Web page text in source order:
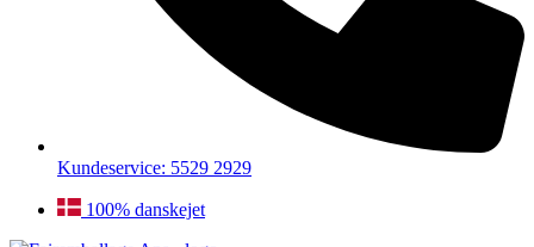
Kundeservice: 5529 2929
100% danskejet